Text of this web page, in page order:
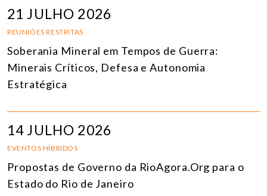
21 JULHO 2026
REUNIÕES RESTRITAS
Soberania Mineral em Tempos de Guerra:
Minerais Críticos, Defesa e Autonomia
Estratégica
14 JULHO 2026
EVENTOS HÍBRIDOS
Propostas de Governo da RioAgora.Org para o
Estado do Rio de Janeiro